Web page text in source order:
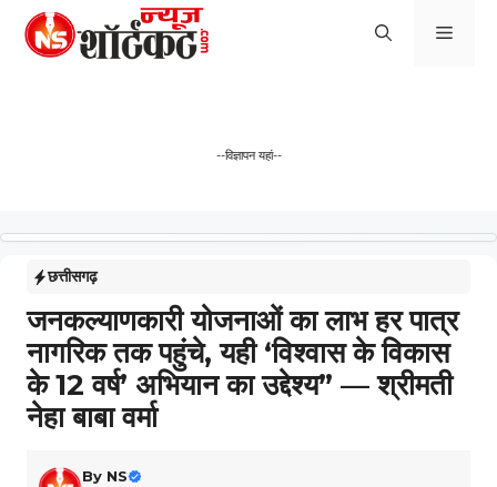
Skip
--विज्ञापन यहां--
छत्तीसगढ़
जनकल्याणकारी योजनाओं का लाभ हर पात्र
नागरिक तक पहुंचे, यही ‘विश्वास के विकास
के 12 वर्ष’ अभियान का उद्देश्य” — श्रीमती
नेहा बाबा वर्मा
By NS